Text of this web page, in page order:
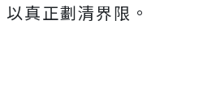
以真正劃清界限。